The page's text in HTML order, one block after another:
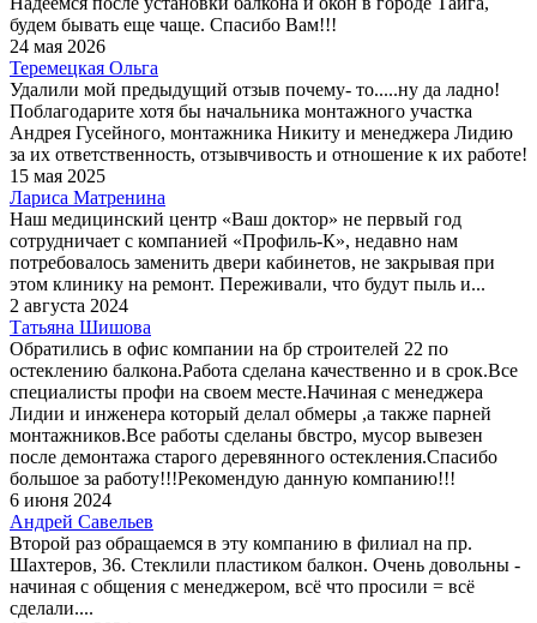
будем бывать еще чаще. Спасибо Вам!!!
24 мая 2026
Теремецкая Ольга
Удалили мой предыдущий отзыв почему- то.....ну да ладно!
Поблагодарите хотя бы начальника монтажного участка
Андрея Гусейного, монтажника Никиту и менеджера Лидию
за их ответственность, отзывчивость и отношение к их работе!
15 мая 2025
Лариса Матренина
Наш медицинский центр «Ваш доктор» не первый год
сотрудничает с компанией «Профиль-К», недавно нам
потребовалось заменить двери кабинетов, не закрывая при
этом клинику на ремонт. Переживали, что будут пыль и...
2 августа 2024
Татьяна Шишова
Обратились в офис компании на бр строителей 22 по
остеклению балкона.Работа сделана качественно и в срок.Все
специалисты профи на своем месте.Начиная с менеджера
Лидии и инженера который делал обмеры ,а также парней
монтажников.Все работы сделаны бвстро, мусор вывезен
после демонтажа старого деревянного остекления.Спасибо
большое за работу!!!Рекомендую данную компанию!!!
6 июня 2024
Андрей Савельев
Второй раз обращаемся в эту компанию в филиал на пр.
Шахтеров, 36. Стеклили пластиком балкон. Очень довольны -
начиная с общения с менеджером, всё что просили = всё
сделали....